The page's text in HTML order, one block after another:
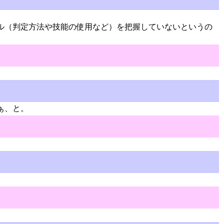
判定方法や技能の使用など）を把握していないというの
と。